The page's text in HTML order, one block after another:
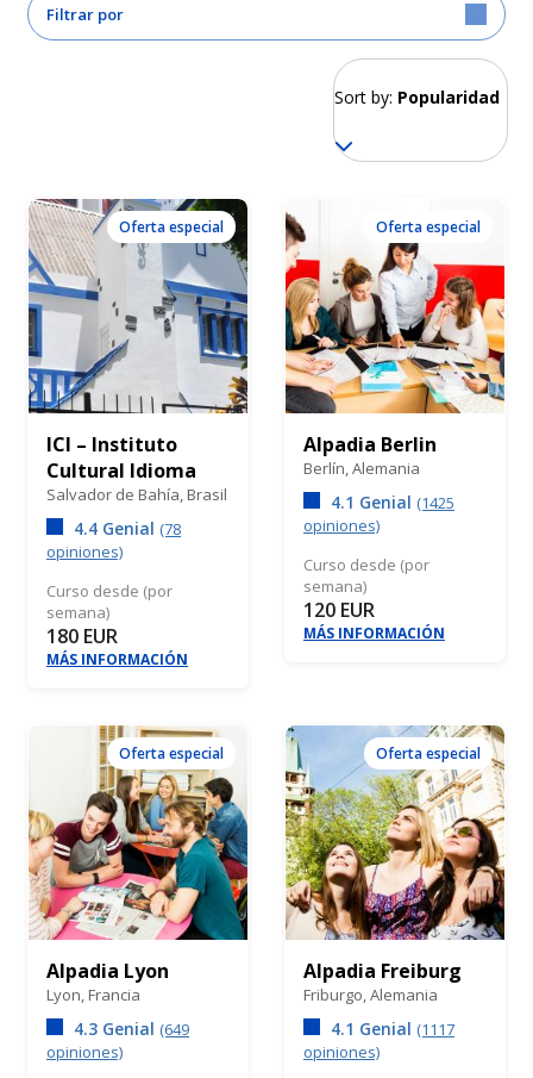
Filtrar por
Sort by: Popularidad
Oferta especial
ICI – Instituto
Cultural Idioma
Salvador de Bahía, Brasil
4.4 Genial (78
opiniones)
Curso desde (por
semana)
180 EUR
MÁS INFORMACIÓN
Oferta especial
Alpadia Berlin
Berlín,Alemania
4.1 Genial (1425
opiniones)
Curso desde (por
semana)
120 EUR
MÁS INFORMACIÓN
Oferta especial
Alpadia Lyon
Lyon, Francia
4.3 Genial (649
opiniones)
Oferta especial
Alpadia Freiburg
Friburgo,Alemania
4.1 Genial (1117
opiniones)